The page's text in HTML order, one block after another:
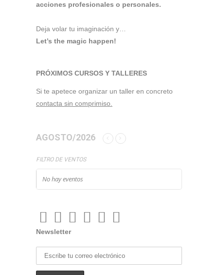
acciones profesionales o personales.
Deja volar tu imaginación y…
Let’s the magic happen!
PRÓXIMOS CURSOS Y TALLERES
Si te apetece organizar un taller en concreto
contacta sin comprimiso.
AGOSTO/2026
FILTRO DE VENTOS
No hay eventos
Newsletter